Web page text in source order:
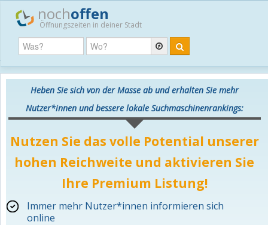
nochoffen
Öffnungszeiten in deiner Stadt
Heben Sie sich von der Masse ab und erhalten Sie mehr
Nutzer*innen und bessere lokale Suchmaschinenrankings:
Nutzen Sie das volle Potential unserer
hohen Reichweite und aktivieren Sie
Ihre Premium Listung!
Immer mehr Nutzer*innen informieren sich
online